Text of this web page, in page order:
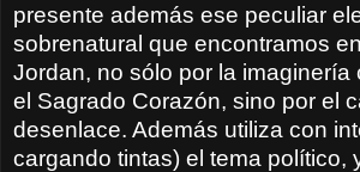
presente además ese peculiar
sobrenatural que encontramos
Jordan, no sólo por la imaginería
el Sagrado Corazón, sino por el
desenlace. Además utiliza con
cargando tintas) el tema político,